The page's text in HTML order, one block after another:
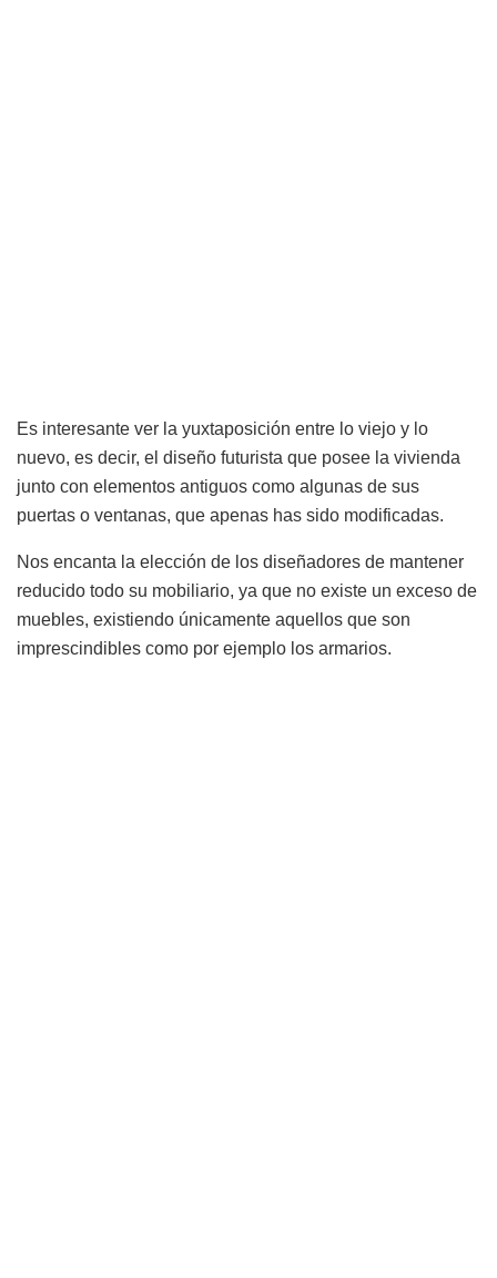
Es interesante ver la yuxtaposición entre lo viejo y lo
nuevo, es decir, el diseño futurista que posee la vivienda
junto con elementos antiguos como algunas de sus
puertas o ventanas, que apenas has sido modificadas.
Nos encanta la elección de los diseñadores de mantener
reducido todo su mobiliario, ya que no existe un exceso de
muebles, existiendo únicamente aquellos que son
imprescindibles como por ejemplo los armarios.